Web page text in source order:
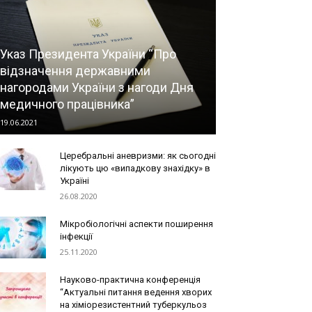
Указ Президента України “Про
відзначення державними
нагородами України з нагоди Дня
медичного працівника”
19.06.2021
Церебральні аневризми: як сьогодні
лікують цю «випадкову знахідку» в
Україні
26.08.2020
Мікробіологічні аспекти поширення
інфекції
25.11.2020
Науково-практична конференція
“Актуальні питання ведення хворих
на хіміорезистентний туберкульоз